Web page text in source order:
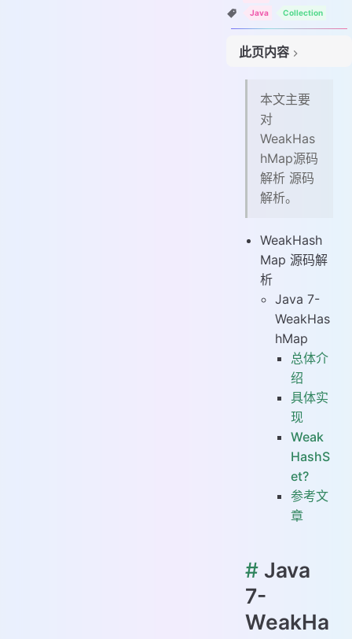
Java Collection
此页内容
# 总体介绍
# 具体实现
# Weak HashSet?
本文主要
对
WeakHas
hMap源码
解析 源码
解析。
WeakHash
Map 源码解
析
Java 7-
WeakHas
hMap
总体介
绍
具体实
现
Weak
HashS
et?
参考文
章
# Java
7-
WeakHa